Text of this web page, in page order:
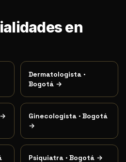
en
Dermatologista ·
Bogotá →
→ Ginecologista · Bogotá
→
Psiquiatra · Bogotá →